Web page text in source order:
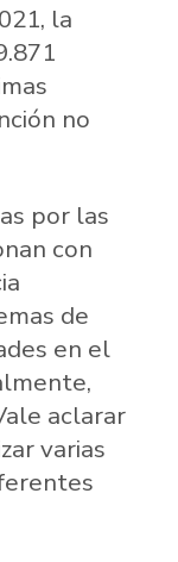
la
no
por las
con
de
en el
aclarar
varias